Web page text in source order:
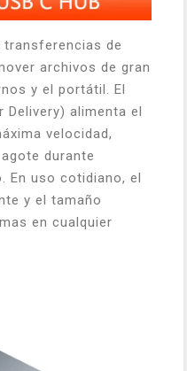
transferencias de
archivos de gran
y el portátil. El
Delivery) alimenta el
velocidad,
durante
En uso cotidiano, el
y el tamaño
en cualquier